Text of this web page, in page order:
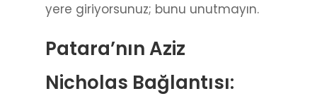
yere giriyorsunuz; bunu unutmayın.
Patara’nın Aziz
Nicholas Bağlantısı: